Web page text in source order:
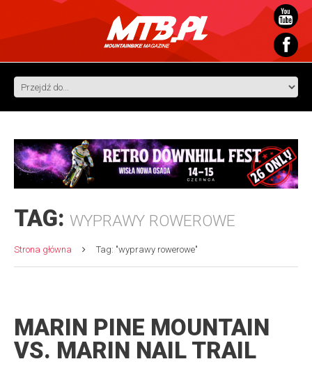
TAG: WYPRAWY ROWEROWE
Strona główna Tag: "wyprawy rowerowe"
MARIN PINE MOUNTAIN
VS. MARIN NAIL TRAIL